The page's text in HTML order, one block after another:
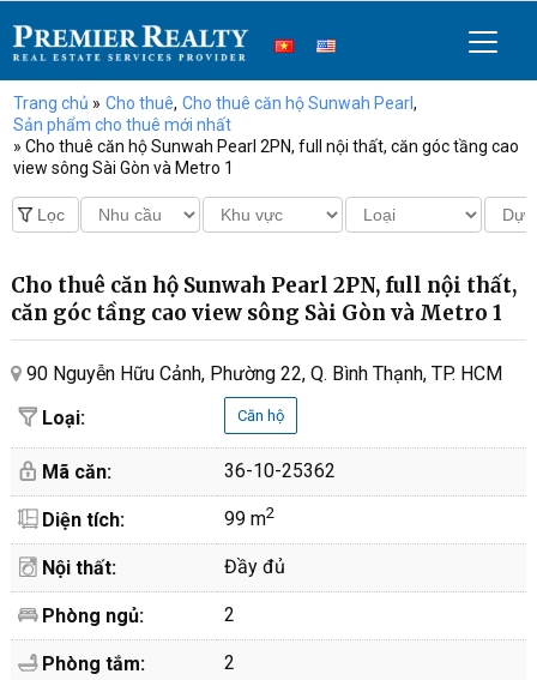
Trang chủ » Cho thuê, Cho thuê căn hộ Sunwah Pearl,
Sản phẩm cho thuê mới nhất
» Cho thuê căn hộ Sunwah Pearl 2PN, full nội thất, căn góc tầng cao
view sông Sài Gòn và Metro 1
Cho thuê căn hộ Sunwah Pearl 2PN, full nội thất,
căn góc tầng cao view sông Sài Gòn và Metro 1
90 Nguyễn Hữu Cảnh, Phường 22, Q. Bình Thạnh, TP. HCM
Loại:
Căn hộ
Mã căn: 36-10-25362
Diện tích: 99 m2
Nội thất: Đầy đủ
Phòng ngủ: 2
Phòng tắm: 2